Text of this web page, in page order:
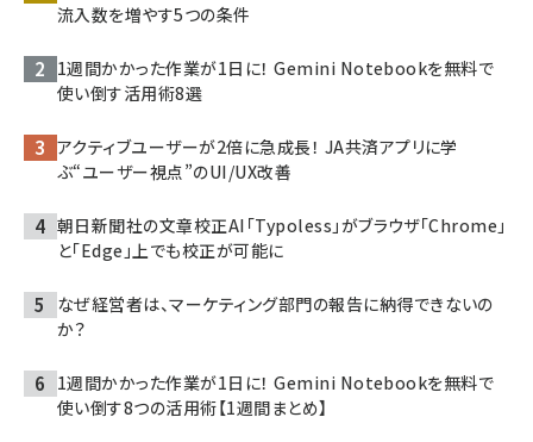
流入数を増やす5つの条件
1週間かかった作業が1日に！ Gemini Notebookを無料で
使い倒す活用術8選
アクティブユーザーが2倍に急成長！ JA共済アプリに学
ぶ“ユーザー視点”のUI/UX改善
朝日新聞社の文章校正AI「Typoless」がブラウザ「Chrome」
と「Edge」上でも校正が可能に
なぜ経営者は、マーケティング部門の報告に納得できないの
か？
1週間かかった作業が1日に！ Gemini Notebookを無料で
使い倒す8つの活用術【1週間まとめ】